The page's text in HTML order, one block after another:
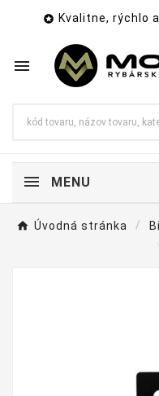
 Kvalitne, rýchlo

MENU
Úvodná stránka